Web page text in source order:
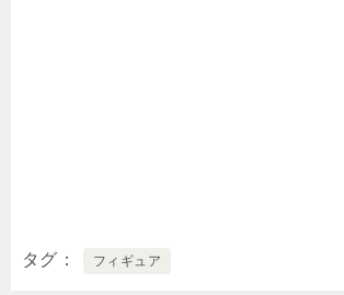
タグ フィギュア